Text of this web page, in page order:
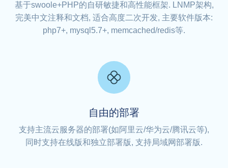
基于swoole+PHP的自研敏捷和高性能框架. LNMP架构,
完美中文注释和文档, 适合高度二次开发, 主要软件版本:
php7+, mysql5.7+, memcached/redis等.
自由的部署
支持主流云服务器的部署(如阿里云/华为云/腾讯云等),
同时支持在线版和独立部署版, 支持局域网部署版.